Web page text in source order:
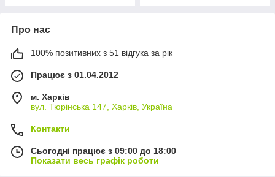
Про нас
100% позитивних з 51 відгука за рік
Працює з 01.04.2012
м. Харків
вул. Тюрінська 147, Харків, Україна
Контакти
Сьогодні працює з 09:00 до 18:00
Показати весь графік роботи